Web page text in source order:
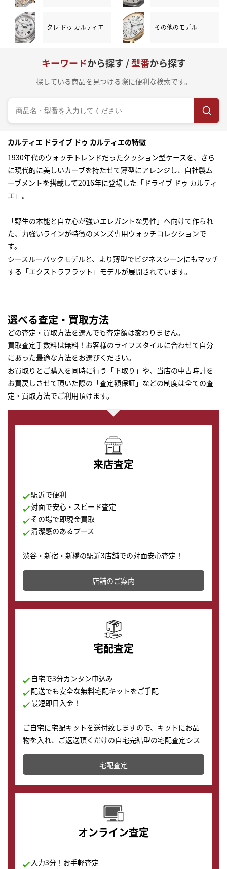
クレ ドゥ カルティエ その他のモデル
キーワードから探す /型番から探す
探している商品を見つける際に便利な検索です。
カルティエ ドライブ ドゥ カルティエの特徴
1930年代のウォッチトレンドだったクッション型ケースを、さら
に現代的に美しいカーブを持たせて薄型にアレンジし、自社製ム
ーブメントを搭載して2016年に登場した「ドライブ ドゥ カルティ
エ」。
「野生の本能と自立心が強いエレガントな男性」へ向けて作られ
た、力強いラインが特徴のメンズ専用ウォッチコレクションで
す。
シースルーバックモデルと、より薄型でビジネスシーンにもマッチ
する「エクストラフラット」モデルが展開されています。
選べる査定・買取方法
どの査定・買取方法を選んでも査定額は変わりません。
買取査定手数料は無料！お客様のライフスタイルに合わせて自分
にあった最適な方法をお選びください。
お買取りとご購入を同時に行う「下取り」や、当店の中古時計を
お買戻しさせて頂いた際の「査定額保証」などの制度は全ての査
定・買取方法でご利用頂けます。
来店査定
駅近で便利
対面で安心・スピード査定
その場で即現金買取
清潔感のあるブース
渋谷・新宿・新橋の駅近3店舗での対面安心査定！
店舗を併設しており、下取りに出してお得に新しい時計
の購入もできます♪
店舗のご案内
宅配査定
自宅で3分カンタン申込み
配送でも安全な無料宅配キットをご手配
最短即日入金！
ご自宅に宅配キットを送付致しますので、キットにお品
物を入れ、ご返送頂くだけの自宅完結型の宅配査定シス
テムです。
配送でも簡単&安全に査定・買取に出すことが可能で
す。
宅配査定
オンライン査定
入力3分！お手軽査定